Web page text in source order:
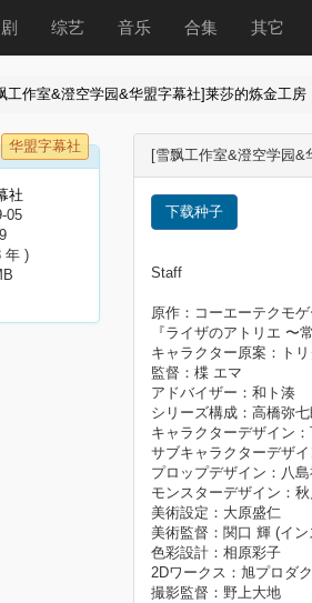
综艺 音乐 合集 其它
工作室&澄空学园&华盟字幕社]莱莎的炼金工
华盟字幕社
社
05
年 )
[雪飘工作室&澄空学园
下载种子
Staff
原作：コーエーテクモ
『ライザのアトリエ 〜
キャラクター原案：トリ
監督：楪 エマ
アドバイザー：和ト湊
シリーズ構成：高橋弥七
キャラクターデザイン
サブキャラクターデザ
プロップデザイン：八
モンスターデザイン：
美術設定：大原盛仁
美術監督：関口 輝 (イ
色彩設計：相原彩子
2Dワークス：旭プロダ
撮影監督：野上大地